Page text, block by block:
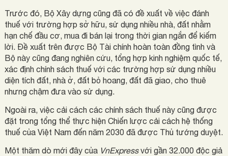
Trước đó, Bộ Xây dựng cũng đã có đề xuất về việc đánh
thuế với trường hợp sở hữu, sử dụng nhiều nhà, đất nhằm
hạn chế đầu cơ, mua đi bán lại trong thời gian ngắn để kiếm
lời. Đề xuất trên được Bộ Tài chính hoàn toàn đồng tình và
Bộ này cũng đang nghiên cứu, tổng hợp kinh nghiệm quốc tế,
xác định chính sách thuế với các trường hợp sử dụng nhiều
diện tích đất, nhà ở, đất bỏ hoang, đất đã giao, cho thuê
nhưng chậm đưa vào sử dụng.
Ngoài ra, việc cải cách các chính sách thuế này cũng được
đặt trong tổng thể thực hiện Chiến lược cải cách hệ thống
thuế của Việt Nam đến năm 2030 đã được Thủ tướng duyệt.
Một thăm dò mới đây của VnExpressvới gần 32.000 độc giả